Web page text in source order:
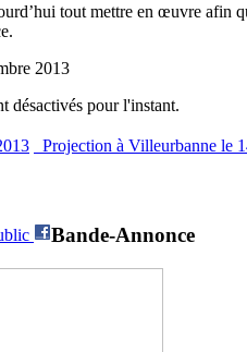
tout mettre en œuvre afin
2013
désactivés pour l'instant.
Projection à Villeurbanne le
Bande-Annonce